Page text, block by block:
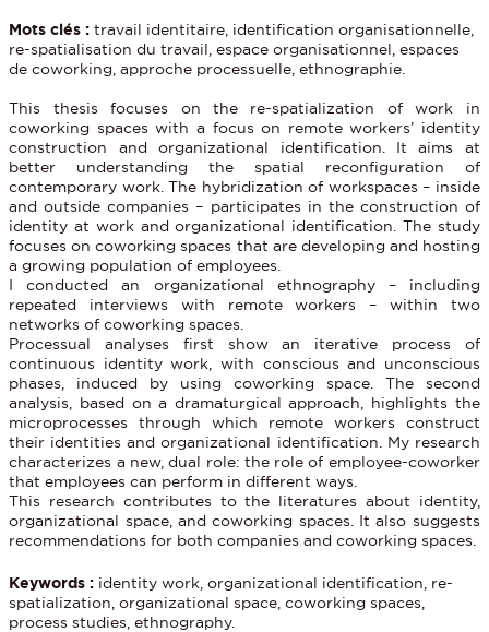
Mots clés :travail identitaire, identification organisationnelle,
re-spatialisation du travail, espace organisationnel, espaces
de coworking, approche processuelle, ethnographie.
This thesis focuses on the re-spatialization of work in
coworking spaces with a focus on remote workers’ identity
construction and organizational identification. It aims at
better understanding the spatial reconfiguration of
contemporary work. The hybridization of workspaces – inside
and outside companies – participates in the construction of
identity at work and organizational identification. The study
focuses on coworking spaces that are developing and hosting
a growing population of employees.
I conducted an organizational ethnography – including
repeated interviews with remote workers – within two
networks of coworking spaces.
Processual analyses first show an iterative process of
continuous identity work, with conscious and unconscious
phases, induced by using coworking space. The second
analysis, based on a dramaturgical approach, highlights the
microprocesses through which remote workers construct
their identities and organizational identification. My research
characterizes a new, dual role: the role of employee-coworker
that employees can perform in different ways.
This research contributes to the literatures about identity,
organizational space, and coworking spaces. It also suggests
recommendations for both companies and coworking spaces.
Keywords : identity work, organizational identification, re-
spatialization, organizational space, coworking spaces,
process studies, ethnography.